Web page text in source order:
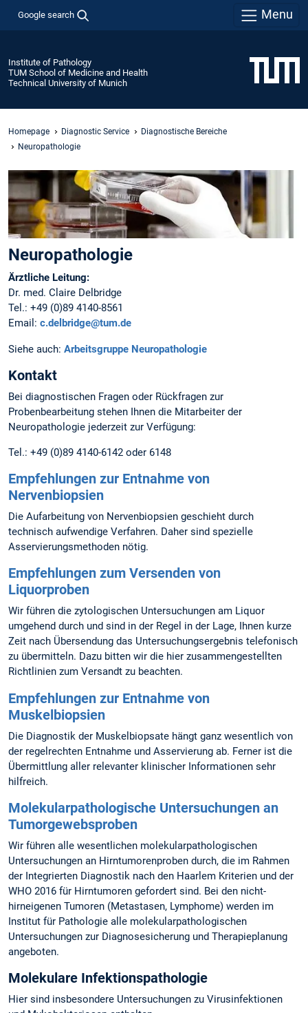
Google search Menu
Institute of Pathology
TUM School of Medicine and Health
Technical University of Munich
Homepage Diagnostic Service
Diagnostische Bereiche
Neuropathologie
Neuropathologie
Ärztliche Leitung:
Dr. med. Claire Delbridge
Tel.: +49 (0)89 4140-8561
Email: c.delbridge@tum.de
Siehe auch: Arbeitsgruppe Neuropathologie
Kontakt
Bei diagnostischen Fragen oder Rückfragen zur
Probenbearbeitung stehen Ihnen die Mitarbeiter der
Neuropathologie jederzeit zur Verfügung:
Tel.: +49 (0)89 4140-6142 oder 6148
Empfehlungen zur Entnahme von
Nervenbiopsien
Die Aufarbeitung von Nervenbiopsien geschieht durch
technisch aufwendige Verfahren. Daher sind spezielle
Asservierungsmethoden nötig.
Empfehlungen zum Versenden von
Liquorproben
Wir führen die zytologischen Untersuchungen am Liquor
umgehend durch und sind in der Regel in der Lage, Ihnen kurze
Zeit nach Übersendung das Untersuchungsergebnis telefonisch
zu übermitteln. Dazu bitten wir die hier zusammengestellten
Richtlinien zum Versandt zu beachten.
Empfehlungen zur Entnahme von
Muskelbiopsien
Die Diagnostik der Muskelbiopsate hängt ganz wesentlich von
der regelrechten Entnahme und Asservierung ab. Ferner ist die
Übermittlung aller relevanter klinischer Informationen sehr
hilfreich.
Molekularpathologische Untersuchungen an
Tumorgewebsproben
Wir führen alle wesentlichen molekularpathologischen
Untersuchungen an Hirntumorenproben durch, die im Rahmen
der Integrierten Diagnostik nach den Haarlem Kriterien und der
WHO 2016 für Hirntumoren gefordert sind. Bei den nicht-
hirneigenen Tumoren (Metastasen, Lymphome) werden im
Institut für Pathologie alle molekularpathologischen
Untersuchungen zur Diagnosesicherung und Therapieplanung
angeboten.
Molekulare Infektionspathologie
Hier sind insbesondere Untersuchungen zu Virusinfektionen